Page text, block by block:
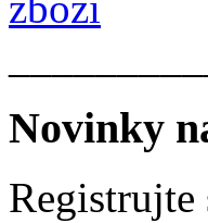
Novinky
Registrujte